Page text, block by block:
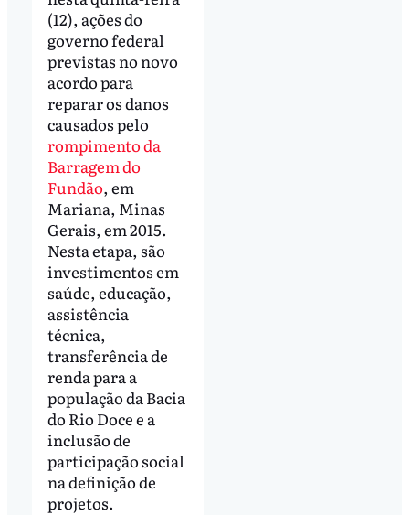
(12), ações do
governo federal
previstas no novo
acordo para
reparar os danos
causados pelo
rompimento da
Barragem do
Fundão, em
Mariana, Minas
Gerais, em 2015.
Nesta etapa, são
investimentos em
saúde, educação,
assistência
técnica,
transferência de
renda para a
população da Bacia
do Rio Doce e a
inclusão de
participação social
na definição de
projetos.